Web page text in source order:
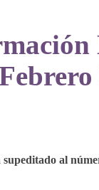
supeditado al